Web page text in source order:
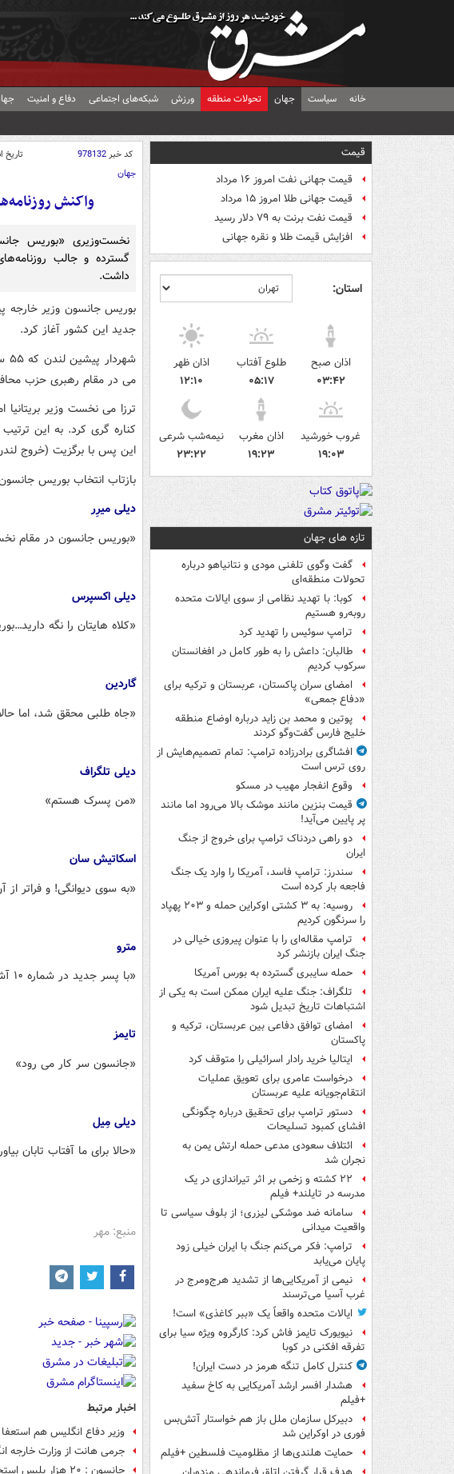
خانه سیاست جهان تحولات منطقه ورزش شبکه‌های اجتماعی دفاع و امنیت
قیمت
قیمت جهانی نفت امروز ۱۶ مرداد
قیمت جهانی طلا امروز ۱۵ مرداد
قیمت نفت برنت به ۷۹ دلار رسید
افزایش قیمت طلا و نقره جهانی
استان:
اذان صبح
۰۳:۴۲
طلوع آفتاب
۰۵:۱۷
اذان ظهر
۱۲:۱۰
غروب خورشید
۱۹:۰۳
اذان مغرب
۱۹:۲۳
نیمه‌شب شرعی
۲۳:۲۲
تازه های جهان
گفت وگوی تلفنی مودی و نتانیاهو درباره
تحولات منطقه‌ای
کوبا: با تهدید نظامی از سوی ایالات متحده
روبه‌رو هستیم
ترامپ سوئیس را تهدید کرد
طالبان: داعش را به طور کامل در افغانستان
سرکوب کردیم
امضای سران پاکستان، عربستان و ترکیه برای
«دفاع جمعی»
پوتین و محمد بن زاید درباره اوضاع منطقه
خلیج فارس گفت‌وگو کردند
افشاگری برادرزاده ترامپ: تمام تصمیم‌هایش از
روی ترس است
وقوع انفجار مهیب در مسکو
قیمت بنزین مانند موشک بالا می‌رود اما مانند
پر پایین می‌آید!
دو راهی دردناک ترامپ برای خروج از جنگ
ایران
سندرز: ترامپ فاسد، آمریکا را وارد یک جنگ
فاجعه بار کرده است
روسیه: به ۳ کشتی اوکراین حمله و ۲۰۳ پهپاد
را سرنگون کردیم
ترامپ مقاله‌ای را با عنوان پیروزی خیالی در
جنگ ایران بازنشر کرد
حمله سایبری گسترده به بورس آمریکا
تلگراف: جنگ علیه ایران ممکن است به یکی از
اشتباهات تاریخ تبدیل شود
امضای توافق دفاعی بین عربستان، ترکیه و
پاکستان
ایتالیا خرید رادار اسرائیلی را متوقف کرد
درخواست عامری برای تعویق عملیات
انتقام‌جویانه علیه عربستان
دستور ترامپ برای تحقیق درباره چگونگی
افشای کمبود تسلیحات
ائتلاف سعودی مدعی حمله ارتش یمن به
نجران شد
۲۲ کشته و زخمی بر اثر تیراندازی در یک
مدرسه در تایلند+ فیلم
سامانه ضد موشکی لیزری؛ از بلوف سیاسی تا
واقعیت میدانی
ترامپ: فکر می‌کنم جنگ با ایران خیلی زود
پایان می‌یابد
نیمی از آمریکایی‌ها از تشدید هرج‌ومرج در
غرب آسیا می‌ترسند
ایالات متحده واقعاً یک «ببر کاغذی» است!
نیویورک تایمز فاش کرد: کارگروه ویژه سیا برای
تفرقه افکنی در کوبا
کنترل کامل تنگه هرمز در دست ایران!
هشدار افسر ارشد آمریکایی به کاخ سفید
+فیلم
دبیرکل سازمان ملل باز هم خواستار آتش‌بس
فوری در اوکراین شد
حمایت هلندی‌ها از مظلومیت فلسطین +فیلم
کد خبر978132 تاریخ
جهان
واکنش
نخست‌وزیری «بوریس
گسترده و جالب
داشت.
بوریس جانسون وزیر خارجه
جدید این کشور آغاز کرد.
می در مقام رهبری حزب
ترزا می نخست وزیر بریتانیا
کناره گری کرد. به این
این پس با برگزیت (خروج
بازتاب انتخاب بوریس
دیلی میرِر
«بوریس جانسون در مقام
دیلی اکسپرس
«کلاه هایتان را نگه
گاردین
«جاه طلبی محقق شد، اما
دیلی تلگراف
«من پسرک هستم»
اسکاتیش سان
«به سوی دیوانگی! و فراتر از
مترو
«با پسر جدید در شماره ۱۰ آشنا شوید! وحشت نکنید!»
تایمز
«جانسون سر کار می رود»
دیلی مِیل
«حالا برای ما آفتاب تابان
منبع: مهر
اخبار مرتبط
وزیر دفاع انگلیس هم
جرمی هانت از وزارت خارجه
جانسون : ۲۰ هزار پلیس استخدام می‌شوند